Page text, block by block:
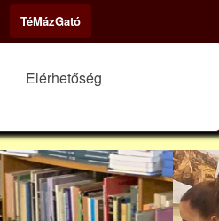
TéMázGató
Elérhetőség